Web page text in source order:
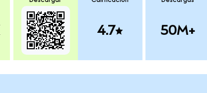
4.7 50M+